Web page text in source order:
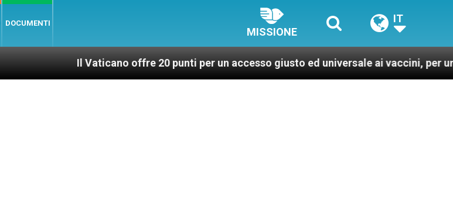
DOCUMENTI
MISSIONE
IT
Il Vaticano offre 20 punti per un accesso giusto ed universale ai vaccini, per un mondo